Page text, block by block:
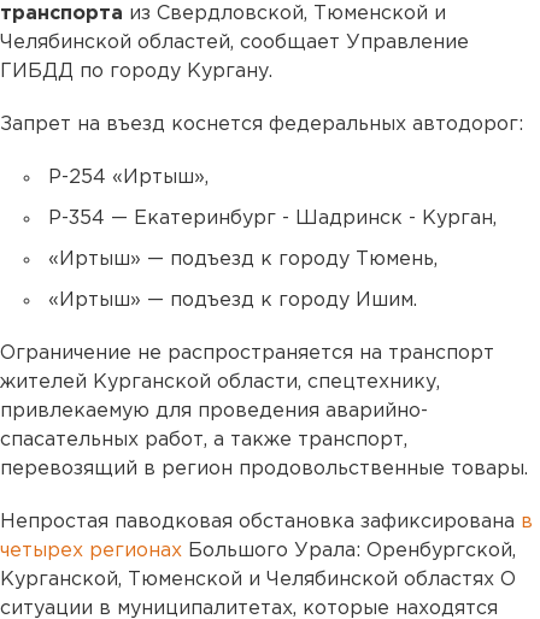
транспорта из Свердловской, Тюменской и
Челябинской областей, сообщает Управление
ГИБДД по городу Кургану.
Запрет на въезд коснется федеральных автодорог:
Р-254 «Иртыш»,
Р-354 — Екатеринбург - Шадринск - Курган,
«Иртыш» — подъезд к городу Тюмень,
«Иртыш» — подъезд к городу Ишим.
Ограничение не распространяется на транспорт
жителей Курганской области, спецтехнику,
привлекаемую для проведения аварийно-
спасательных работ, а также транспорт,
перевозящий в регион продовольственные товары.
Непростая паводковая обстановка зафиксирована в
четырех регионах Большого Урала: Оренбургской,
Курганской, Тюменской и Челябинской областях О
ситуации в муниципалитетах, которые находятся